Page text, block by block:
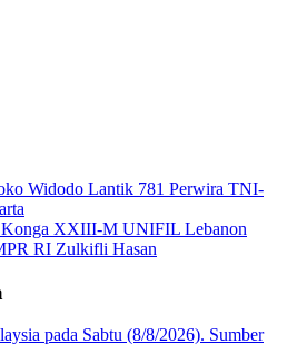
Widodo Lantik 781 Perwira TNI-
Konga XXIII-M UNIFIL Lebanon
RI Zulkifli Hasan